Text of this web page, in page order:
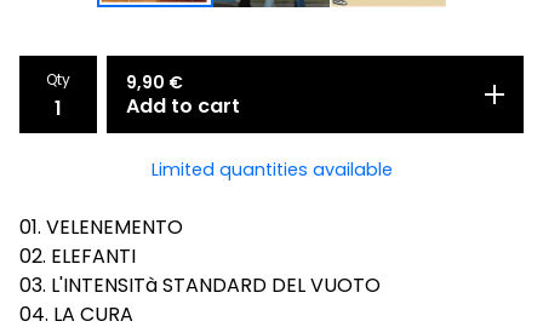
Qty 9,90 €
Add to cart
Limited quantities available
01. VELENEMENTO
02. ELEFANTI
03. L'INTENSITà STANDARD DEL VUOTO
04. LA CURA